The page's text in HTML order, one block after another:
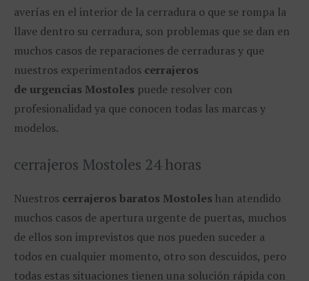
averías en el interior de la cerradura o que se rompa la
llave dentro su cerradura, son problemas que se dan en
muchos casos de reparaciones de cerraduras y que
nuestros experimentados cerrajeros
de urgencias Mostoles puede resolver con
profesionalidad ya que conocen todas las marcas y
modelos.
cerrajeros Mostoles 24 horas
Nuestros cerrajeros baratos Mostoles han atendido
muchos casos de apertura urgente de puertas, muchos
de ellos son imprevistos que nos pueden suceder a
todos en cualquier momento, otro son descuidos, pero
todas estas situaciones tienen una solución rápida con